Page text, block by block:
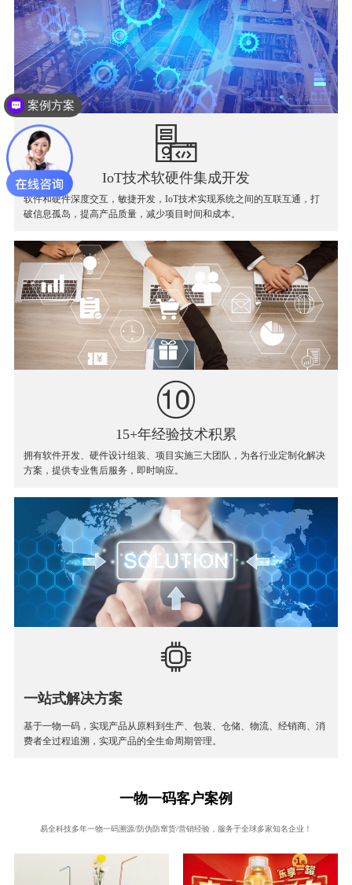
IoT技术软硬件集成开发
软件和硬件深度交互，敏捷开发，IoT技术实现系统之间的互联互通，打
破信息孤岛，提高产品质量，减少项目时间和成本。
15+年经验技术积累
拥有软件开发、硬件设计组装、项目实施三大团队，为各行业定制化解决
方案，提供专业售后服务，即时响应。
一站式解决方案
基于一物一码，实现产品从原料到生产、包装、仓储、物流、经销商、消
费者全过程追溯，实现产品的全生命周期管理。
一物一码客户案例
易全科技多年一物一码溯源/防伪防窜货/营销经验，服务于全球多家知名企业！
案例方案